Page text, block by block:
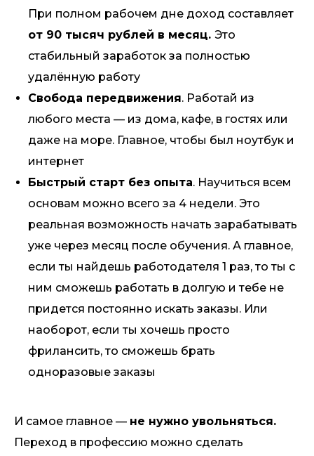
При полном рабочем дне доход составляет
от 90 тысяч рублей в месяц. Это
стабильный заработок за полностью
удалённую работу
Свобода передвижения. Работай из
любого места — из дома, кафе, в гостях или
даже на море. Главное, чтобы был ноутбук и
интернет
Быстрый старт без опыта. Научиться всем
основам можно всего за 4 недели. Это
реальная возможность начать зарабатывать
уже через месяц после обучения. А главное,
если ты найдешь работодателя 1 раз, то ты с
ним сможешь работать в долгую и тебе не
придется постоянно искать заказы. Или
наоборот, если ты хочешь просто
фрилансить, то сможешь брать
одноразовые заказы
И самое главное — не нужно увольняться.
Переход в профессию можно сделать